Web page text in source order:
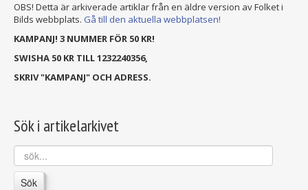
OBS! Detta är arkiverade artiklar från en äldre version av Folket i
Bilds webbplats. Gå till den aktuella webbplatsen!
KAMPANJ! 3 NUMMER FÖR 50 KR!
SWISHA 50 KR TILL 1232240356,
SKRIV "KAMPANJ" OCH ADRESS.
Sök i artikelarkivet
sök...
Sök